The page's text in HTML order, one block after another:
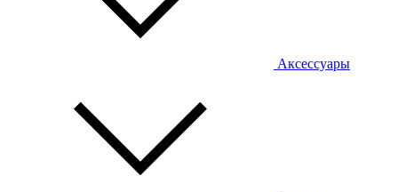
Аксессуары